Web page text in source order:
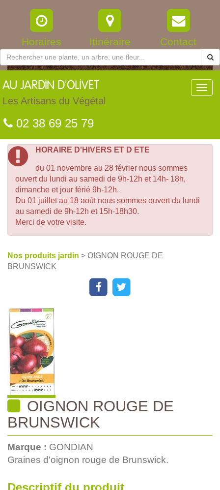
Horaires Itinéraire Contact
AU JARDIN D'OLIVET
Les Artisans du Végétal
02 38 69 25 79
HORAIRE D'HIVERS ET D ETE
du 01 novembre au 28 février nous sommes
ouvert du lundi au samedi de 9h-12h et 14h- 18h,
dimanche et jour férié 9h-12h.
Du 01 juillet au 18 août nous sommes ouvert du lundi
au samedi de 9h-12h et 15h-18h30.
Merci de votre visite.
Nos produits jardin > OIGNON ROUGE DE
BRUNSWICK
OIGNON ROUGE DE
BRUNSWICK
Marque : GONDIAN
Graines d'oignon rouge de Brunswick.
Descriptif du produit